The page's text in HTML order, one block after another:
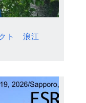
クト 浪江